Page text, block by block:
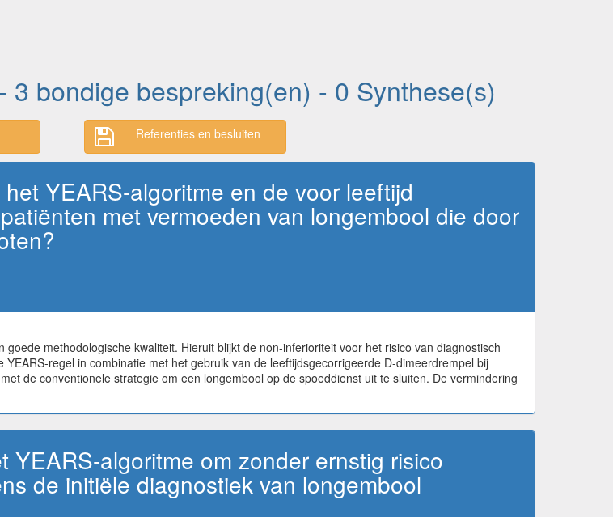
bondige bespreking(en) - 0 Synthese(s)
Referenties en besluiten
YEARS-algoritme en de voor leeftijd
met vermoeden van longembool die door
methodologische kwaliteit. Hieruit blijkt de non-inferioriteit voor het risico van diagnostisch
regel in combinatie met het gebruik van de leeftijdsgecorrigeerde D-dimeerdrempel bij
de conventionele strategie om een longembool op de spoeddienst uit te sluiten. De vermindering
YEARS-algoritme om zonder ernstig risico
de initiële diagnostiek van longembool